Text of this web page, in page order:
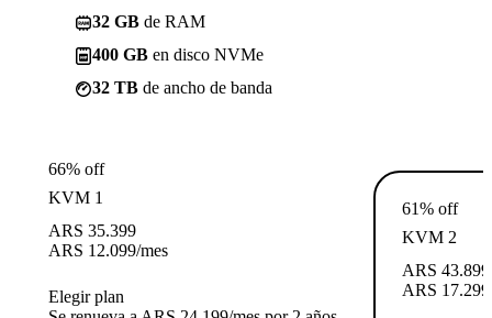
32 GB de RAM
400 GB en disco NVMe
32 TB de ancho de banda
66% off
KVM 1
ARS 35.399
ARS 12.099/mes
Elegir plan
61% off
KVM 2
ARS 43.899
ARS 17.299